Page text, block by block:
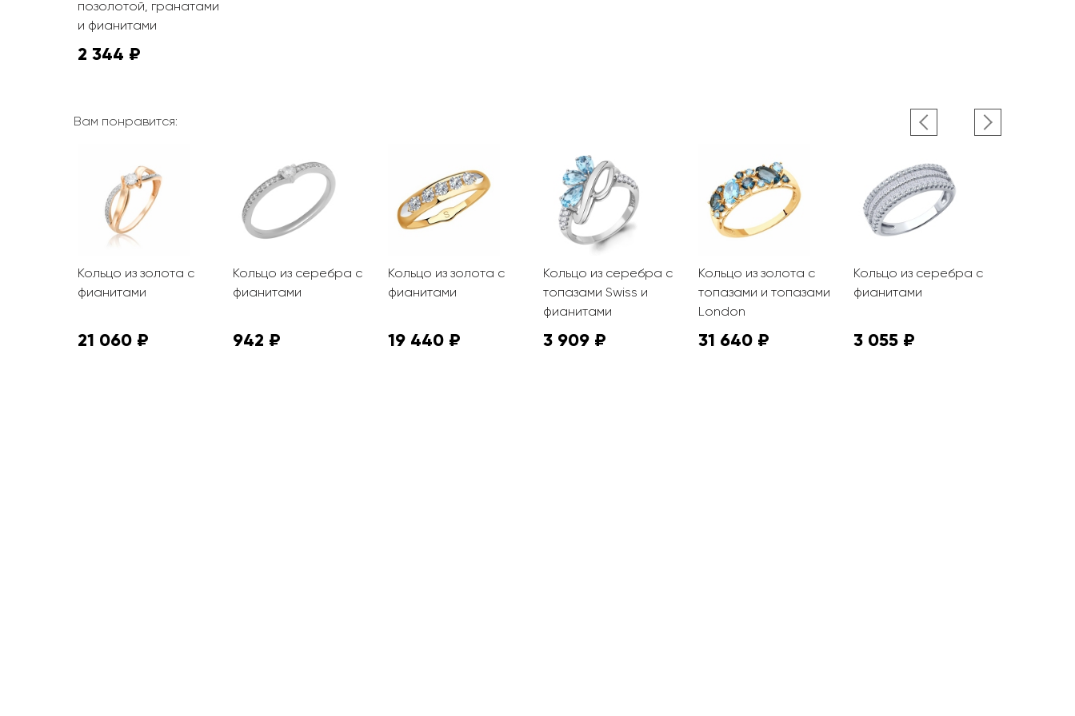
позолотой, гранатами
и фианитами
2 344 ₽
Вам понравится:
Кольцо из золота с
фианитами
21 060 ₽
Кольцо из серебра с
фианитами
942 ₽
Кольцо из золота с
фианитами
19 440 ₽
Кольцо из серебра с
топазами Swiss и
фианитами
3 909 ₽
Кольцо из золота с
топазами и топазами
London
31 640 ₽
Кольцо из серебра с
фианитами
3 055 ₽